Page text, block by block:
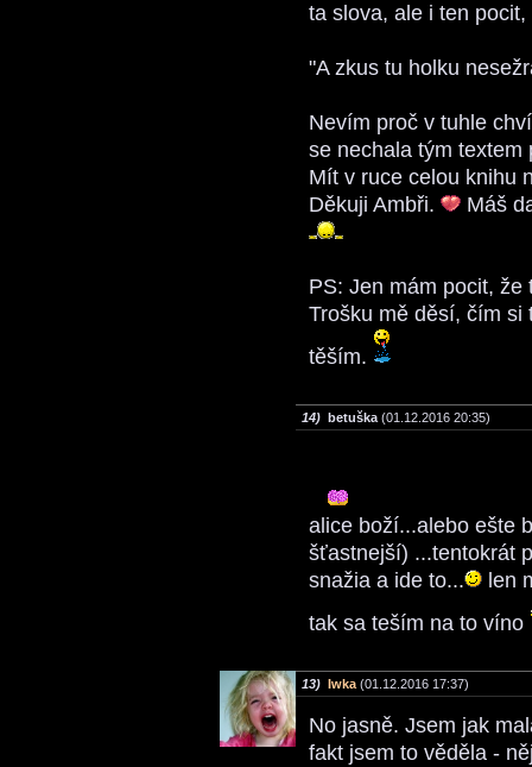
ta slova, ale i ten
"A zkus tu holku
Nevím proč v tuhle
se nechala tým textem
Mít v ruce celou knihu
Děkuji Ambři.
Máš
PS: Jen mám pocit, že
Trošku mě děsí, čím
těším.
14) betuška (01.12.2016 20:35)
alice boží...alebo ešte
šťastnejší) ...tentokrát
snažia a ide to...
len
tak sa teším na to víno
13) Iwka (01.12.2016 17:37)
No jasně. Jsem jak
fakt jsem to věděla -